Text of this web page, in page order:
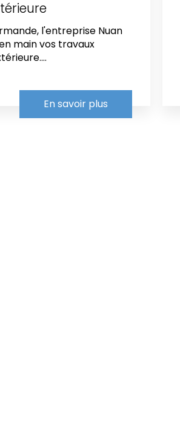
l'entreprise Nuan
main vos travaux
En savoir plus